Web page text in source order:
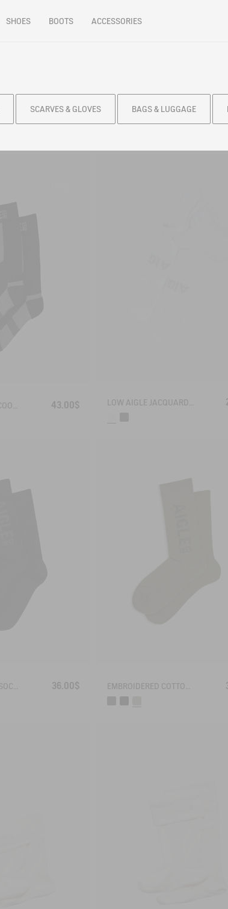
SHOES BOOTS ACCESSORIES
SCARVES & GLOVES BAGS & LUGGAGE
43.00$
36.00$